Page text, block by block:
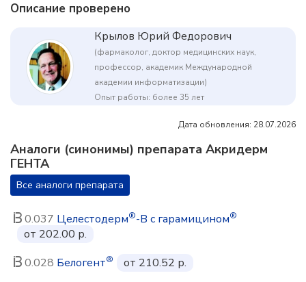
Описание проверено
Крылов Юрий Федорович
(фармаколог, доктор медицинских наук,
профессор, академик Международной
академии информатизации)
Опыт работы: более 35 лет
Дата обновления: 28.07.2026
Аналоги (синонимы) препарата Акридерм
ГЕНТА
Все аналоги препарата
0.037 Целестодерм®-В с гарамицином®
от 202.00 р.
0.028 Белогент®
от 210.52 р.